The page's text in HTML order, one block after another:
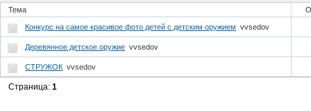
Тема
Конкурс на самое красивое фото детей с детским оружием vvsedov
Деревянное детское оружие vvsedov
СТРУЖОК vvsedov
Страница:1